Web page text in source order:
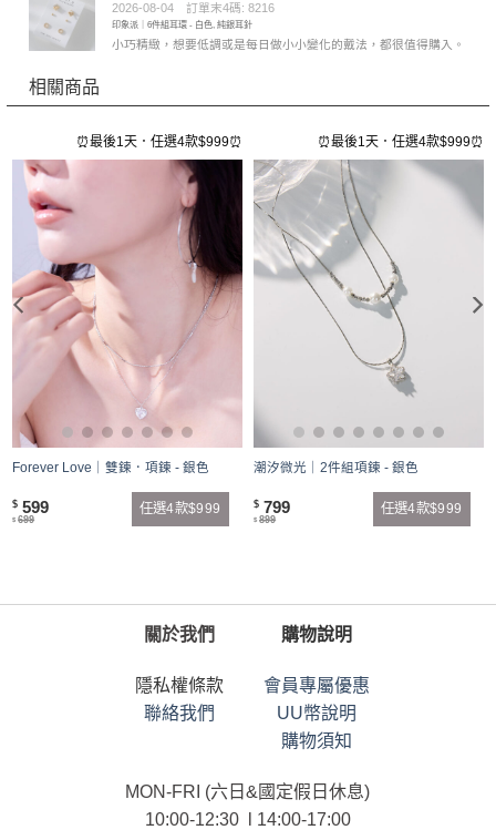
評分5 滿
分 5
2026-08-04 訂單末4碼: 8216
印象派｜6件組耳環 - 白色, 純銀耳針
小巧精緻，想要低調或是每日做小小變化的戴法，都很值得購入。
相關商品
⏰最後1天．任選4款$999⏰
Forever Love｜雙鍊．項鍊 - 銀色
$ 599
$ 699
任選4款$999
⏰最後1天．任選4款$999⏰
潮汐微光｜2件組項鍊 - 銀色
$ 799
$ 899
任選4款$999
關於我們
隱私權條款
聯絡我們
購物說明
會員專屬優惠
UU幣說明
購物須知
MON-FRI (六日&國定假日休息)
10:00-12:30 l 14:00-17:00